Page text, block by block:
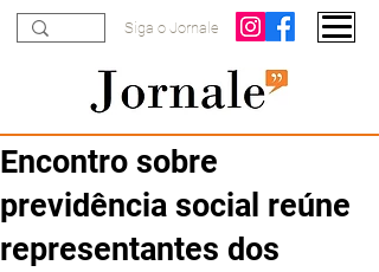
Siga o Jornale
Encontro sobre
previdência social reúne
representantes dos